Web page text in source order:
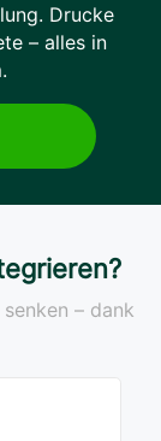
Drucke
– alles in
– dank